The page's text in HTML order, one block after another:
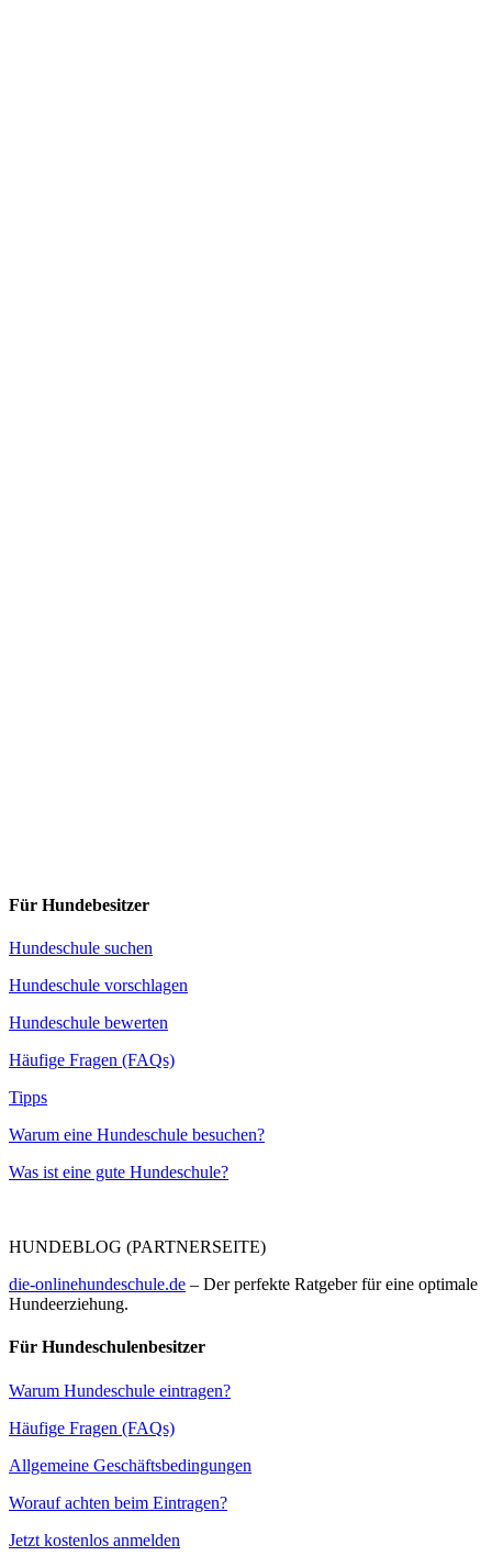
Für Hundebesitzer
Hundeschule suchen
Hundeschule vorschlagen
Hundeschule bewerten
Häufige Fragen (FAQs)
Tipps
Warum eine Hundeschule besuchen?
Was ist eine gute Hundeschule?
HUNDEBLOG (PARTNERSEITE)
die-onlinehundeschule.de – Der perfekte Ratgeber für eine optimale
Hundeerziehung.
Für Hundeschulenbesitzer
Warum Hundeschule eintragen?
Häufige Fragen (FAQs)
Allgemeine Geschäftsbedingungen
Worauf achten beim Eintragen?
Jetzt kostenlos anmelden